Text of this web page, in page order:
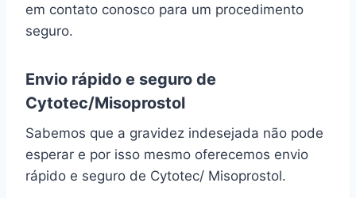
em contato conosco para um procedimento
seguro.
Envio rápido e seguro de
Cytotec/Misoprostol
Sabemos que a gravidez indesejada não pode
esperar e por isso mesmo oferecemos envio
rápido e seguro de Cytotec/ Misoprostol.